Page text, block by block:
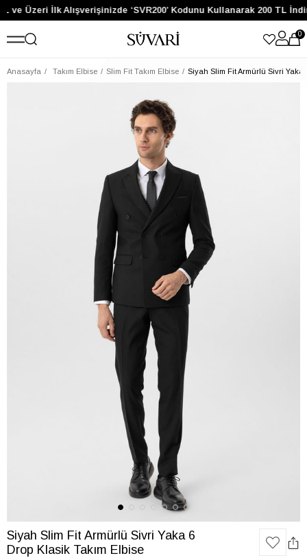
ve Üzeri İlk Alışverişinizde ‘SVR200’ Kodunu Kullanarak 200 TL
0
Anasayfa Takım Elbise Slim Fit Takım Elbise Siyah Slim Fit Armürlü Sivri Yaka
Siyah Slim Fit Armürlü Sivri Yaka 6
Drop Klasik Takım Elbise